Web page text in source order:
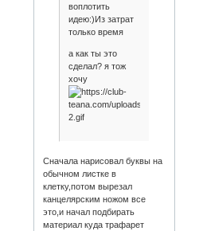
воплотить
идею:)Из затрат
только время
а как ты это
сделал? я тож
хочу
Сначала нарисовал буквы на
обычном листке в
клетку,потом вырезал
канцелярским ножом все
это,и начал подбирать
материал куда трафарет